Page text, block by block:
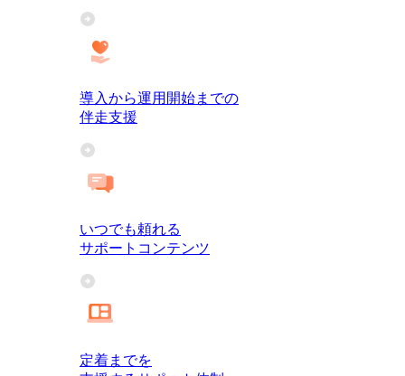
導入から運用開始までの
伴走支援
いつでも頼れる
サポートコンテンツ
定着までを